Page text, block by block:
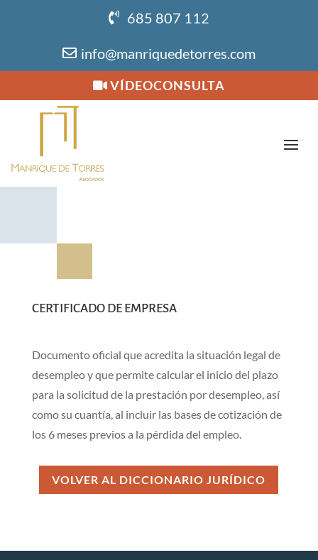
685 807 112
info@manriquedetorres.com
VÍDEOCONSULTA
CERTIFICADO DE EMPRESA
Documento oficial que acredita la situación legal de
desempleo y que permite calcular el inicio del plazo
para la solicitud de la prestación por desempleo, así
como su cuantía, al incluir las bases de cotización de
los 6 meses previos a la pérdida del empleo.
VOLVER AL DICCIONARIO JURÍDICO